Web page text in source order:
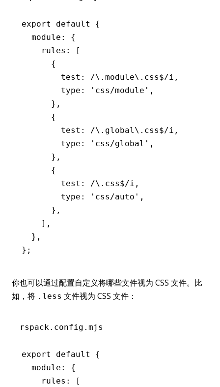
export default
{
  module
:
{
    rules
:
[
      {
        test
: /\.module\.css$/i ,
        type
: 'css/module' ,
      }
,
      {
        test
: /\.global\.css$/i ,
        type
: 'css/global' ,
      }
,
      {
        test
: /\.css$/i ,
        type
: 'css/auto' ,
      }
,
    ]
,
  }
,
};
你也可以通过配置自定义将哪些文件视为 CSS 文件。比
如，将 .less 文件视为 CSS 文件：
rspack.config.mjs
export default
{
  module
:
{
    rules
: [